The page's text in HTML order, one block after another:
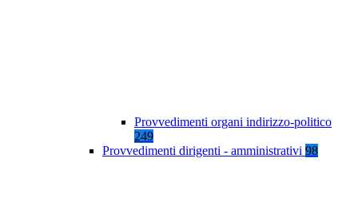
Provvedimenti organi indirizzo-politico
249
Provvedimenti dirigenti - amministrativi 98